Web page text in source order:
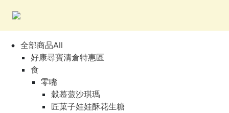
全部商品All
好康尋寶清倉特惠區
食
零嘴
穀慕蒎沙琪瑪
匠菓子娃娃酥花生糖